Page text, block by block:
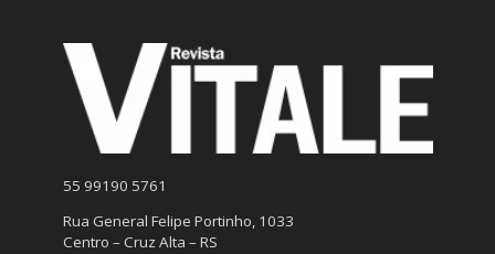
55 99190 5761
Rua General Felipe Portinho, 1033
Centro – Cruz Alta – RS